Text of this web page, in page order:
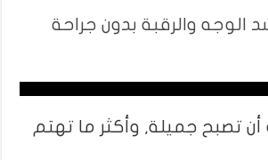
الوجه والرقبة بدون جراحة
تصبح جميلة, وأكثر ما تهتم